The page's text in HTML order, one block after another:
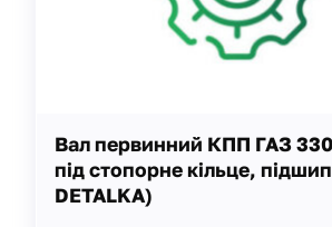
Вал первинний КПП ГАЗ
під стопорне кільце,
DETALKA)